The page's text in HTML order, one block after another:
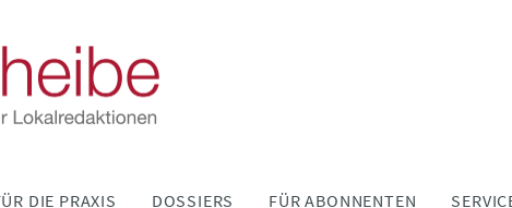
DIE PRAXIS DOSSIERS FÜR ABONNENTEN